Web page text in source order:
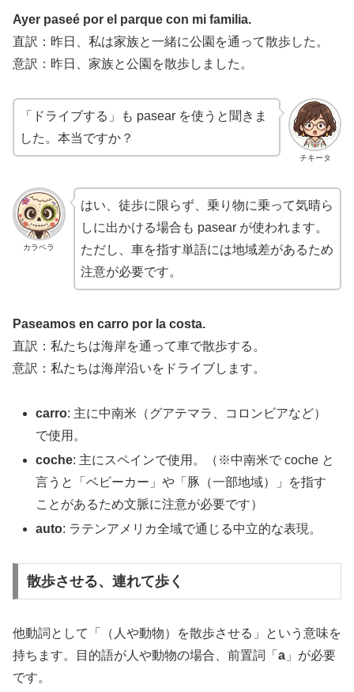
Ayer paseé por el parque con mi familia.
直訳：昨日、私は家族と一緒に公園を通って散歩した。
意訳：昨日、家族と公園を散歩しました。
チキータ
「ドライブする」も pasear を使うと聞きま
した。本当ですか？
カラベラ
はい、徒歩に限らず、乗り物に乗って気晴ら
しに出かける場合も pasear が使われます。
ただし、車を指す単語には地域差があるため
注意が必要です。
Paseamos en carro por la costa.
直訳：私たちは海岸を通って車で散歩する。
意訳：私たちは海岸沿いをドライブします。
carro: 主に中南米（グアテマラ、コロンビアなど）
で使用。
coche: 主にスペインで使用。（※中南米で coche と
言うと「ベビーカー」や「豚（一部地域）」を指す
ことがあるため文脈に注意が必要です）
auto: ラテンアメリカ全域で通じる中立的な表現。
散歩させる、連れて歩く
他動詞として「（人や動物）を散歩させる」という意味を
持ちます。目的語が人や動物の場合、前置詞「 a 」が必要
です。